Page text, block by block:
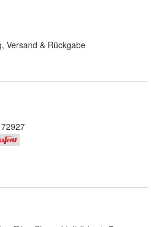
Versand & Rückgabe